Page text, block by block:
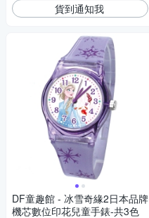
貨到通知我
DF童趣館 - 冰雪奇緣2日本品牌
機芯數位印花兒童手錶-共3色